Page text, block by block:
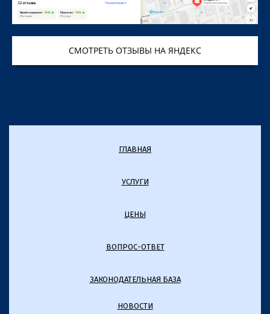
СМОТРЕТЬ ОТЗЫВЫ НА ЯНДЕКС
ГЛАВНАЯ
УСЛУГИ
ЦЕНЫ
ВОПРОС-ОТВЕТ
ЗАКОНОДАТЕЛЬНАЯ БАЗА
НОВОСТИ